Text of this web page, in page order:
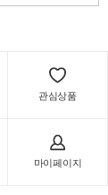
관심상품
마이페이지